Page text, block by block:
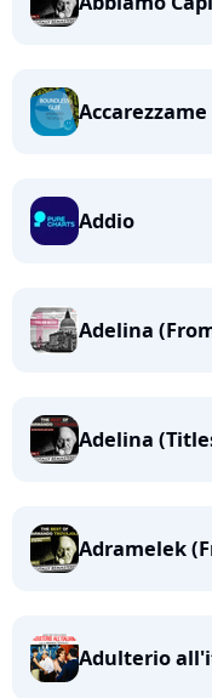
Accarezzame
Addio
Adelina
Adelina
Adramelek
Adulterio